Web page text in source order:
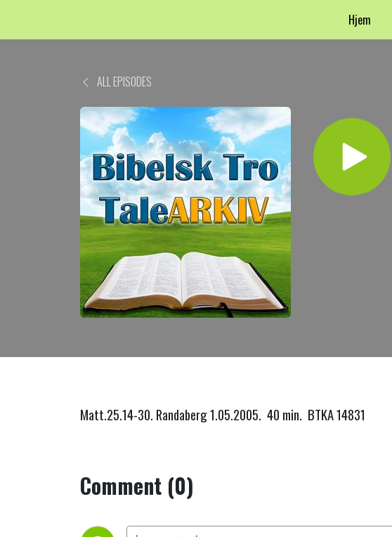
Hjem
ALL EPISODES
Matt.25.14-30. Randaberg 1.05.2005. 40 min. BTKA 14831
Comment (0)